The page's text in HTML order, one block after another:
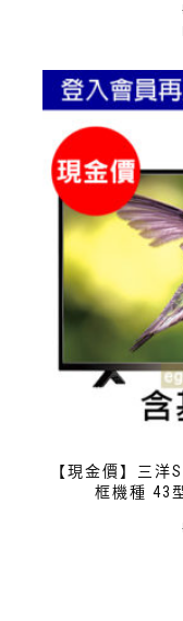
【現金價】三洋
框機種 43